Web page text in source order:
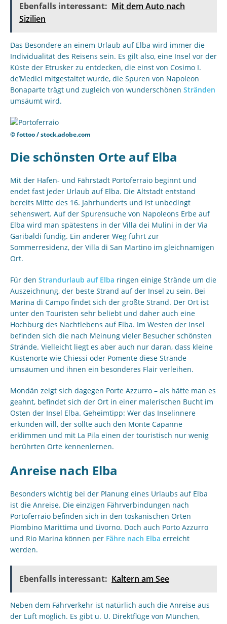
Ebenfalls interessant: Mit dem Auto nach
Sizilien
Das Besondere an einem Urlaub auf Elba wird immer die
Individualität des Reisens sein. Es gilt also, eine Insel vor der
Küste der Etrusker zu entdecken, die einst von Cosimo I.
de’Medici mitgestaltet wurde, die Spuren von Napoleon
Bonaparte trägt und zugleich von wunderschönen Stränden
umsäumt wird.
© fottoo / stock.adobe.com
Die schönsten Orte auf Elba
Mit der Hafen- und Fährstadt Portoferraio beginnt und
endet fast jeder Urlaub auf Elba. Die Altstadt entstand
bereits Mitte des 16. Jahrhunderts und ist unbedingt
sehenswert. Auf der Spurensuche von Napoleons Erbe auf
Elba wird man spätestens in der Villa dei Mulini in der Via
Garibaldi fündig. Ein anderer Weg führt zur
Sommerresidenz, der Villa di San Martino im gleichnamigen
Ort.
Für den Strandurlaub auf Elba ringen einige Strände um die
Auszeichnung, der beste Strand auf der Insel zu sein. Bei
Marina di Campo findet sich der größte Strand. Der Ort ist
unter den Touristen sehr beliebt und daher auch eine
Hochburg des Nachtlebens auf Elba. Im Westen der Insel
befinden sich die nach Meinung vieler Besucher schönsten
Strände. Vielleicht liegt es aber auch nur daran, dass kleine
Küstenorte wie Chiessi oder Pomente diese Strände
umsäumen und ihnen ein besonderes Flair verleihen.
Mondän zeigt sich dagegen Porte Azzurro – als hätte man es
geahnt, befindet sich der Ort in einer malerischen Bucht im
Osten der Insel Elba. Geheimtipp: Wer das Inselinnere
erkunden will, der sollte auch den Monte Capanne
erklimmen und mit La Pila einen der touristisch nur wenig
berührten Orte kennenlernen.
Anreise nach Elba
Besonders wichtig bei der Planung eines Urlaubs auf Elba
ist die Anreise. Die einzigen Fährverbindungen nach
Portoferraio befinden sich in den toskanischen Orten
Piombino Marittima und Livorno. Doch auch Porto Azzurro
und Rio Marina können per Fähre nach Elba erreicht
werden.
Ebenfalls interessant: Kaltern am See
Neben dem Fährverkehr ist natürlich auch die Anreise aus
der Luft möglich. Es gibt u. U. Direktflüge von München,